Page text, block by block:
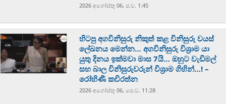
2026 අගෝස්‍තු 06, ප.ව. 1:45
හිටපු අගවිනිසුරු නිකුත් කළ විනිසුරු වයස්
ලේඛනය මෙන්න… අගවිනිසුරු විශ්‍රාම යා
යුතු දිනය ඉක්මවා මාස 7යි… ඔහුට වැඩිමල්
සහ බාල විනිසුරුවරුන් විශ්‍රාම ගිහින්…! –
රෝහිණී කවිරත්න
2026 අගෝස්‍තු 06, පෙ.ව. 11:28